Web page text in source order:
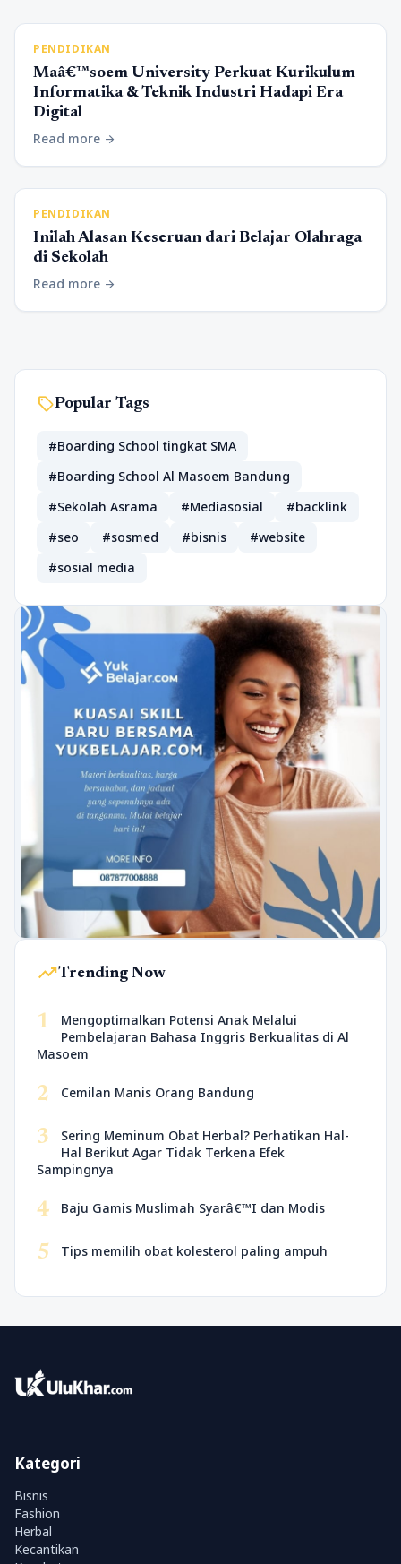
PENDIDIKAN
Maâ€™soem University Perkuat Kurikulum
Informatika & Teknik Industri Hadapi Era
Digital
Read more arrow_forward
PENDIDIKAN
Inilah Alasan Keseruan dari Belajar Olahraga
di Sekolah
Read more arrow_forward
sellPopular Tags
#Boarding School tingkat SMA
#Boarding School Al Masoem Bandung
#Sekolah Asrama
#Mediasosial
#backlink
#seo
#sosmed #bisnis
#website
#sosial media
trending_upTrending Now
1
Mengoptimalkan Potensi Anak Melalui
Pembelajaran Bahasa Inggris Berkualitas di Al
Masoem
2 Cemilan Manis Orang Bandung
3
Sering Meminum Obat Herbal? Perhatikan Hal-
Hal Berikut Agar Tidak Terkena Efek
Sampingnya
4 Baju Gamis Muslimah Syarâ€™I dan Modis
5 Tips memilih obat kolesterol paling ampuh
Kategori
Bisnis
Fashion
Herbal
Kecantikan